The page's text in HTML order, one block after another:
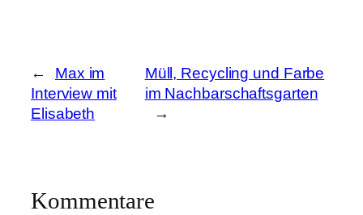
←
Max im
Interview mit
Elisabeth
Müll, Recycling und Farbe
im Nachbarschaftsgarten
→
Kommentare